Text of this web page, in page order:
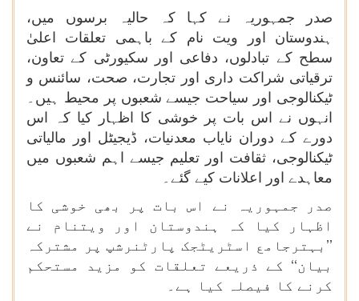
صدر جمہوریہ نے کہا کہ حالیہ برسوں میں،
ہندوستان اور ویت نام کے باہمی تعلقات اعلیٰ
سطح کے تبادلوں، دفاعی اور سکیورٹی کے تعاون،
ترقیاتی شراکت داری اور تجارت، صحت، سائنس و
ٹیکنالوجی اور سیاحت جیسے شعبوں پر محیط ہیں۔
انہوں نے اس بات پر خوشی کا اظہار کیا کہ اس
دورے کے دوران نایاب معدنیات، ڈیجیٹل اور مالیاتی
ٹیکنالوجی، ثقافت اور تعلیم جیسے اہم شعبوں میں
معاہدے اور اعلانات کیے گئے۔
صدر جمہوریہ نے اس بات پر بھی خوشی کا
اظہار کیا کہ ہندوستان اور ویتنام نے
’’بہترجامع اسٹریٹجک پارٹنرشپ پر مشترکہ
بیان‘‘ کے ذریعے تعلقات کو مزید مستحکم
کرنے کا فیصلہ کیا ہے۔